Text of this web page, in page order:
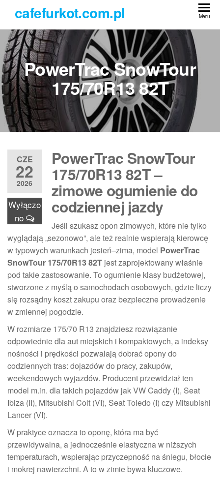
treści
cafefurkot.com.pl Menu
PowerTrac SnowTour
175/70R13 82T
CZE
22
2026
Wyłączo
no
PowerTrac SnowTour
175/70R13 82T –
zimowe ogumienie do
codziennej jazdy
Jeśli szukasz opon zimowych, które nie tylko
wyglądają „sezonowo”, ale też realnie wspierają kierowcę
w typowych warunkach jesień–zima, model PowerTrac
SnowTour 175/70R13 82T jest zaprojektowany właśnie
pod takie zastosowanie. To ogumienie klasy budżetowej,
stworzone z myślą o samochodach osobowych, gdzie liczy
się rozsądny koszt zakupu oraz bezpieczne prowadzenie
w zmiennej pogodzie.
W rozmiarze 175/70 R13 znajdziesz rozwiązanie
odpowiednie dla aut miejskich i kompaktowych, a indeksy
nośności i prędkości pozwalają dobrać opony do
codziennych tras: dojazdów do pracy, zakupów,
weekendowych wyjazdów. Producent przewidział ten
model m.in. dla takich pojazdów jak VW Caddy (I), Seat
Ibiza (II), Mitsubishi Colt (VI), Seat Toledo (I) czy Mitsubishi
Lancer (VI).
W praktyce oznacza to oponę, która ma być
przewidywalna, a jednocześnie elastyczna w niższych
temperaturach, wspierając przyczepność na śniegu, błocie
i mokrej nawierzchni. A to w zimie bywa kluczowe.